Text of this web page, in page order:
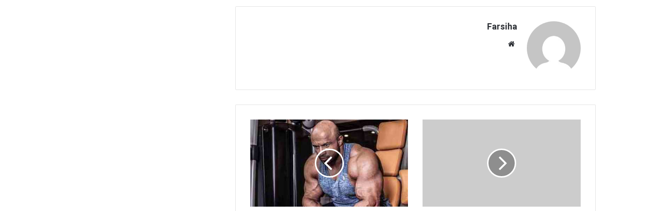
Farsiha
د
ع
ل
ت
م
ر
گ
ح
م
ی